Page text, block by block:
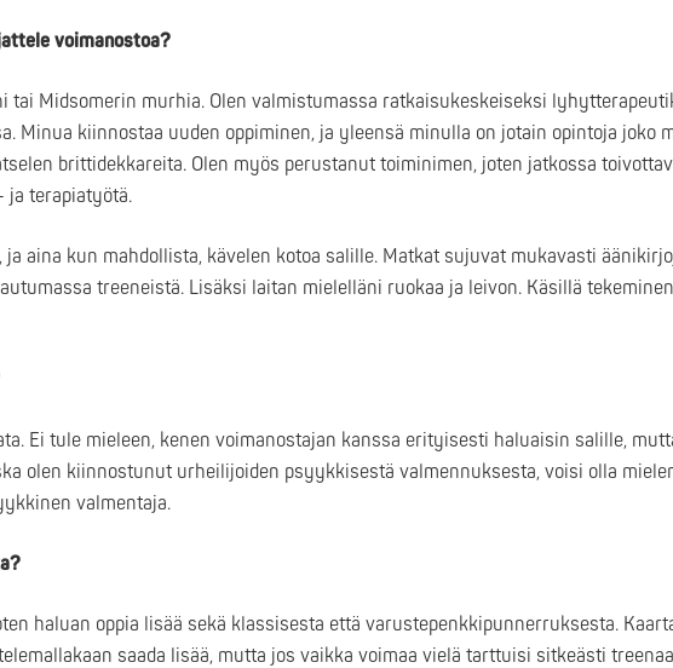
voimanostoa?
tai Midsomerin murhia. Olen valmistumassa ratkaisukeskeiseksi
Minua kiinnostaa uuden oppiminen, ja yleensä minulla on jotain opintoja joko
brittidekkareita. Olen myös perustanut toiminimen, joten jatkossa
ja terapiatyötä.
aina kun mahdollista, kävelen kotoa salille. Matkat sujuvat mukavasti
treeneistä. Lisäksi laitan mielelläni ruokaa ja leivon. Käsillä
Ei tule mieleen, kenen voimanostajan kanssa erityisesti haluaisin salille,
olen kiinnostunut urheilijoiden psyykkisestä valmennuksesta, voisi olla
valmentaja.
haluan oppia lisää sekä klassisesta että varustepenkkipunnerruksesta.
saada lisää, mutta jos vaikka voimaa vielä tarttuisi sitkeästi